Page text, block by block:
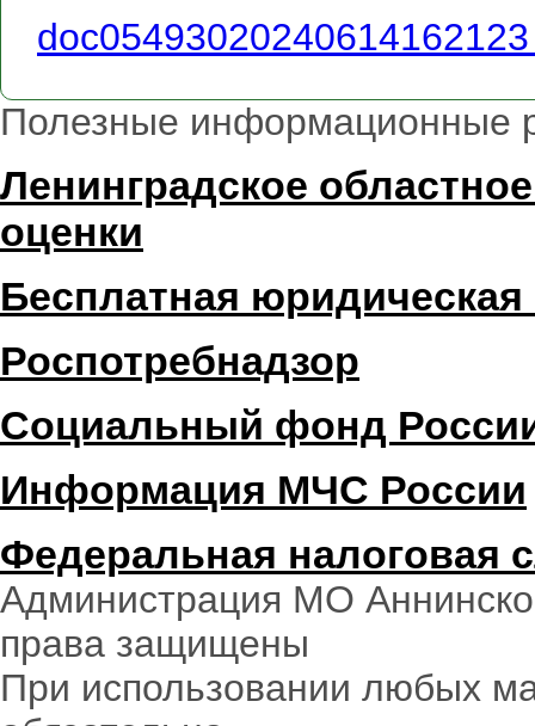
Полезные информационные
Ленинградское
оценки
Бесплатная
Роспотребнадзор
Социальный фонд
Информация МЧС России
Федеральная налоговая
Администрация МО
права защищены
При использовании любых